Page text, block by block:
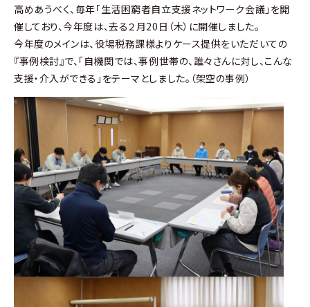
高めあうべく、毎年「生活困窮者自立支援ネットワーク会議」を開
催しており、今年度は、去る２月20日（木）に開催しました。
今年度のメインは、役場税務課様よりケース提供をいただいての
『事例検討』で、「自機関では、事例世帯の、誰々さんに対し、こんな
支援・介入ができる」をテーマとしました。（架空の事例）